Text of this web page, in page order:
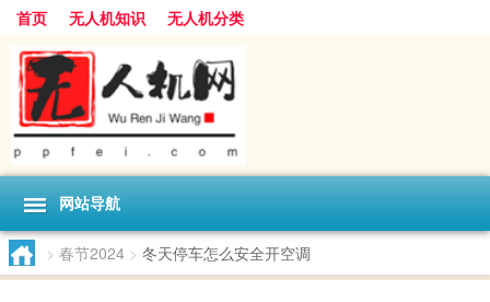
首页 无人机知识 无人机分类
网站导航
> 春节2024 > 冬天停车怎么安全开空调